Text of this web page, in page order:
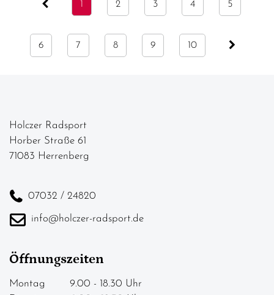
1 2 3 4 5
6 7 8 9 10
Holczer Radsport
Horber Straße 61
71083 Herrenberg
07032 / 24820
info@holczer-radsport.de
Öffnungszeiten
Montag 9.00 - 18.30 Uhr